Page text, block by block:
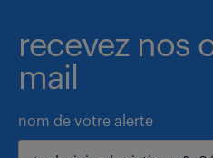
recevez nos
mail
nom de votre alerte